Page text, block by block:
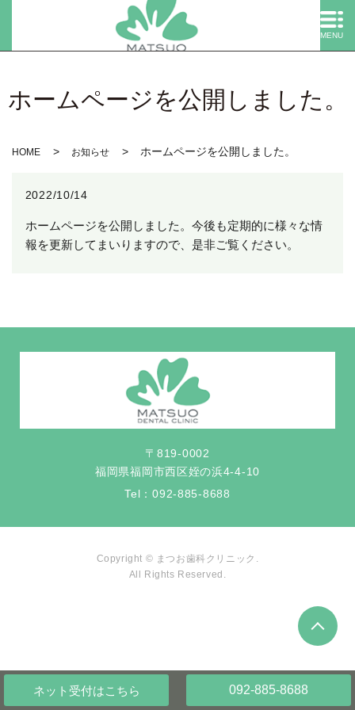
MENU
ホームページを公開しました。
HOME お知らせ ホームページを公開しました。
2022/10/14
ホームページを公開しました。今後も定期的に様々な情
報を更新してまいりますので、是非ご覧ください。
ネット受付はこちら 092-885-8688
〒819-0002
福岡県福岡市西区姪の浜4-4-10
Tel：092-885-8688
Copyright © まつお歯科クリニック.
All Rights Reserved.